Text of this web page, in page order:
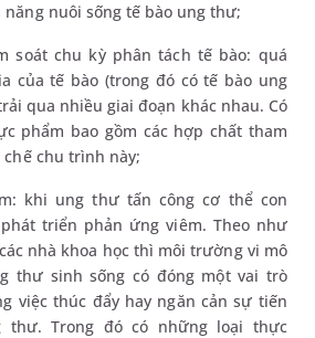
năng nuôi sống tế bào ung thư;
soát chu kỳ phân tách tế bào: quá
của tế bào (trong đó có tế bào ung
qua nhiều giai đoạn khác nhau. Có
phẩm bao gồm các hợp chất tham
chế chu trình này;
khi ung thư tấn công cơ thể con
triển phản ứng viêm. Theo như
nhà khoa học thì môi trường vi mô
thư sinh sống có đóng một vai trò
việc thúc đẩy hay ngăn cản sự tiến
thư. Trong đó có những loại thực